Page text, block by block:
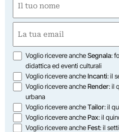
(Obbligatorio)
Nome
(Obbligatorio)
Opzioni
Voglio ricevere ancheSegnala:
didattica ed eventi culturali
Voglio ricevere ancheIncanti: il
Voglio ricevere ancheRender: il
urbana
Voglio ricevere ancheTailor: il
Voglio ricevere anchePax: il
Voglio ricevere ancheFest: il